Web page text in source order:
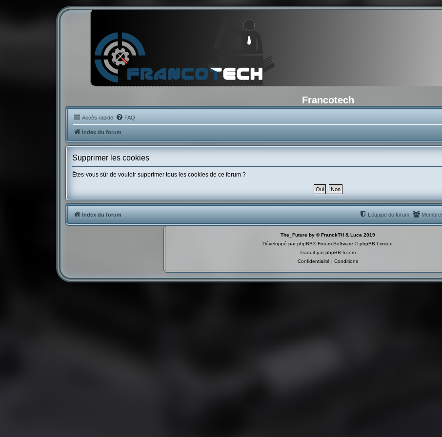
Francotech
Accès rapide FAQ
Index du forum
Supprimer les cookies
Êtes-vous sûr de vouloir supprimer tous les cookies de ce forum ?
Index du forum L’équipe du forum
The_Future by © FranckTH & Luca 2019
Développé parphpBB® Forum Software © phpBB Limited
Traduit parphpBB-fr.com
Confidentialité
Conditions